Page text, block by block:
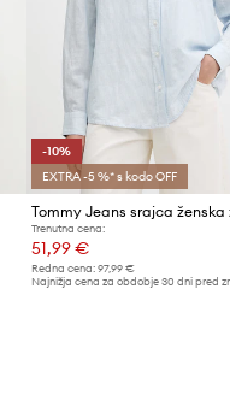
-10%
EXTRA -5 %* s kodo OFF
Tommy Jeans srajca ženska
Trenutna cena:
51,99 €
Redna cena:97,99 €
Najnižja cena za obdobje 30 dni pred